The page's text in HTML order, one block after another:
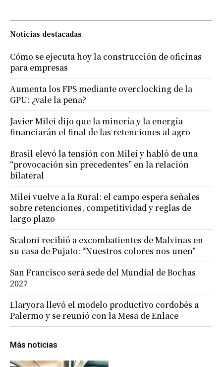
Más noticias
Noticias destacadas
Cómo se ejecuta hoy la construcción de oficinas
para empresas
Aumenta los FPS mediante overclocking de la
GPU: ¿vale la pena?
Javier Milei dijo que la minería y la energía
financiarán el final de las retenciones al agro
Brasil elevó la tensión con Milei y habló de una
“provocación sin precedentes” en la relación
bilateral
Milei vuelve a la Rural: el campo espera señales
sobre retenciones, competitividad y reglas de
largo plazo
Scaloni recibió a excombatientes de Malvinas en
su casa de Pujato: “Nuestros colores nos unen”
San Francisco será sede del Mundial de Bochas
2027
Llaryora llevó el modelo productivo cordobés a
Palermo y se reunió con la Mesa de Enlace